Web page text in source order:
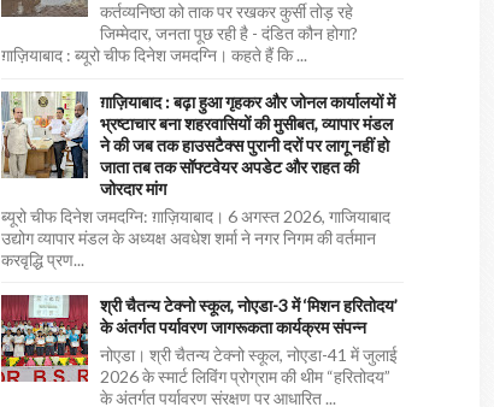
कर्तव्यनिष्ठा को ताक पर रखकर कुर्सी तोड़ रहे
जिम्मेदार, जनता पूछ रही है - दंडित कौन होगा?
ग़ाज़ियाबाद : ब्यूरो चीफ दिनेश जमदग्नि। कहते हैं कि ...
ग़ाज़ियाबाद : बढ़ा हुआ गृहकर और जोनल कार्यालयों में
भ्रष्टाचार बना शहरवासियों की मुसीबत, व्यापार मंडल
ने की जब तक हाउसटैक्स पुरानी दरों पर लागू नहीं हो
जाता तब तक सॉफ्टवेयर अपडेट और राहत की
जोरदार मांग
ब्यूरो चीफ दिनेश जमदग्नि: ग़ाज़ियाबाद। 6 अगस्त 2026, गाजियाबाद
उद्योग व्यापार मंडल के अध्यक्ष अवधेश शर्मा ने नगर निगम की वर्तमान
करवृद्धि प्रण...
श्री चैतन्य टेक्नो स्कूल, नोएडा-3 में ‘मिशन हरितोदय’
के अंतर्गत पर्यावरण जागरूकता कार्यक्रम संपन्न
नोएडा। श्री चैतन्य टेक्नो स्कूल, नोएडा-41 में जुलाई
2026 के स्मार्ट लिविंग प्रोग्राम की थीम “हरितोदय”
के अंतर्गत पर्यावरण संरक्षण पर आधारित ...